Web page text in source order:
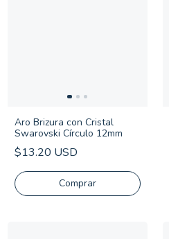
Aro Brizura con Cristal
Swarovski Círculo 12mm
$13.20 USD